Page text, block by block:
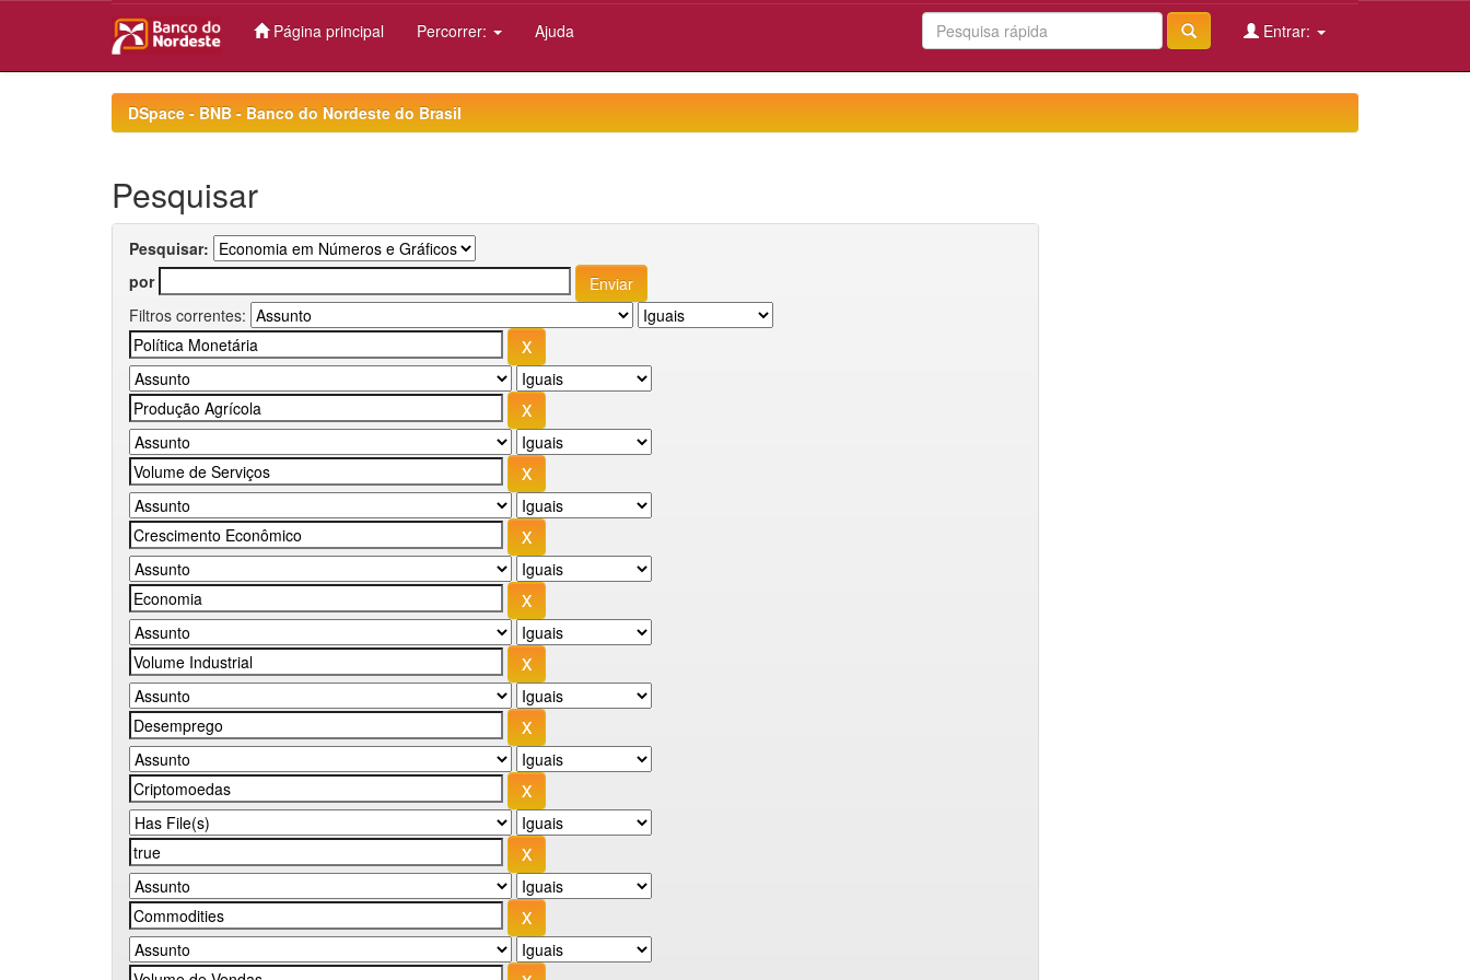
Página principal Percorrer: Ajuda Entrar:
DSpace - BNB - Banco do Nordeste do Brasil
Pesquisar
Pesquisar:
por
Filtros correntes: